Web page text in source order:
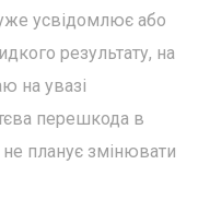
усвідомлює або
результату, на
на увазі
перешкода в
планує змінювати